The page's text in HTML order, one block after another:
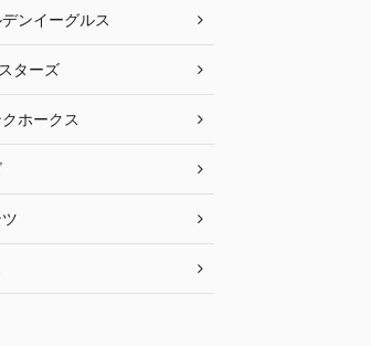
ンイーグルス
ターズ
ホークス